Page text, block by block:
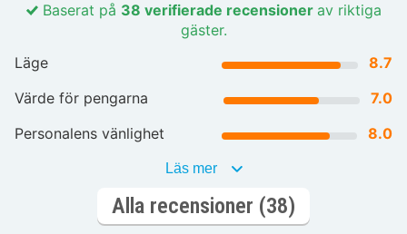
Baserat på 38 verifierade recensioner av riktiga
gäster.
Läge
8.7
Värde för pengarna
7.0
Personalens vänlighet
8.0
Läs mer
Alla recensioner (38)